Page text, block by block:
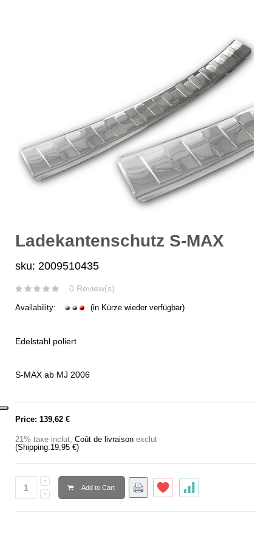
Ladekantenschutz S-MAX
sku: 2009510435
0 Review(s)
Availability: (in Kürze wieder verfügbar)
Edelstahl poliert
S-MAX ab MJ 2006
Price: 139,62 €
21% taxe inclut, Coût de livraison exclut
(Shipping:19,95 €)
Add to Cart